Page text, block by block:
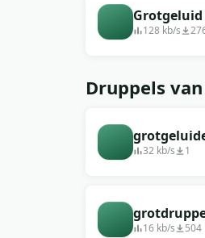
128 kb/s
Druppels
druppels
32 kb/s 1
lawaaierig
16 kb/s 504